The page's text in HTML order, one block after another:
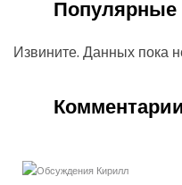
Популярные
Извините. Данных пока
Комментарии
Кирилл